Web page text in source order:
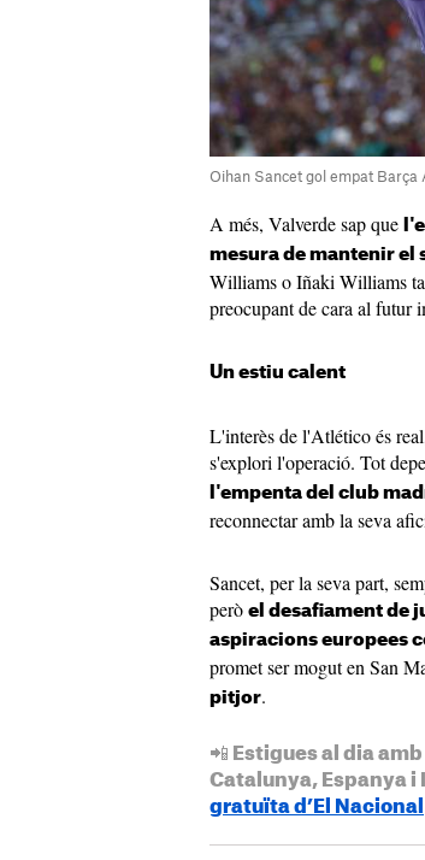
Oihan Sancet gol empat Barça
A més, Valverde sap que
mesura de mantenir el
Williams o Iñaki Williams
preocupant de cara al futur
Un estiu calent
L'interès de l'Atlético és
s'explori l'operació. Tot
l'empenta del club
reconnectar amb la seva
Sancet, per la seva part,
però el desafiament de
aspiracions europees
promet ser mogut en San
pitjor.
📲 Estigues al dia
Catalunya, Espanya
gratuïta d’El Nacional